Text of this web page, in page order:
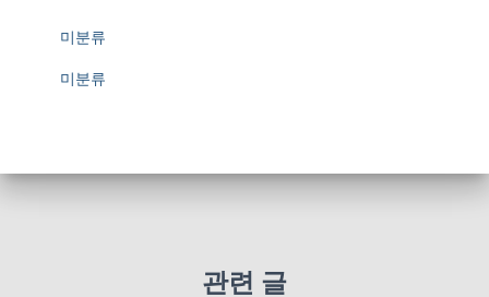
미분류
미분류
관련 글